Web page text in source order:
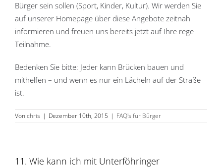
Bürger sein sollen (Sport, Kinder, Kultur). Wir werden Sie
auf unserer Homepage über diese Angebote zeitnah
informieren und freuen uns bereits jetzt auf Ihre rege
Teilnahme.
Bedenken Sie bitte: Jeder kann Brücken bauen und
mithelfen – und wenn es nur ein Lächeln auf der Straße
ist.
Von chris | Dezember 10th, 2015 | FAQ's für Bürger
11. Wie kann ich mit Unterföhringer